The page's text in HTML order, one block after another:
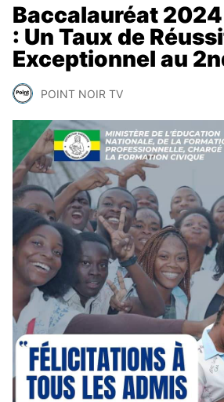
Baccalauréat
: Un Taux de
Exceptionnel au
POINT NOIR TV